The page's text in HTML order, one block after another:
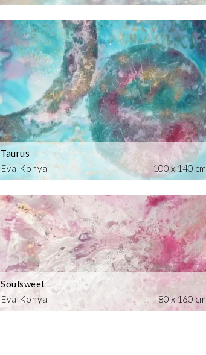
Eva Konya
Taurus
100 x 140 cm
Eva Konya
Soulsweet
80 x 160 cm